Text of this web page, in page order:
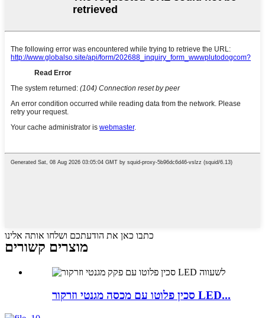
כתבו כאן את הודעתכם ושלחו אותה אלינו
מוצרים קשורים
סכין פלוטו עם מכסה מגנטי וזרקור LED...